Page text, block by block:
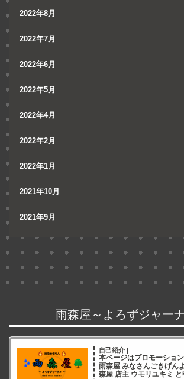
2022年8月
2022年7月
2022年6月
2022年5月
2022年4月
2022年2月
2022年1月
2021年10月
2021年9月
雨森屋～よろずジャー
自己紹介 |
本ページはプロモーショ
雨森屋 みなさんごきげん
森屋 店主 ウモリユキミ